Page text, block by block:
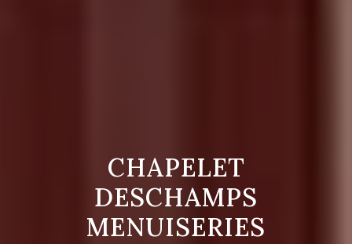
CHAPELET
DESCHAMPS
MENUISERIES